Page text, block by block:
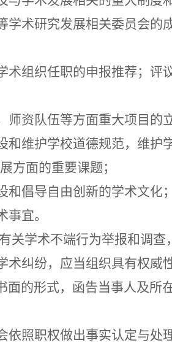
学术研究发展相关委员会
术组织任职的申报推荐；
师资队伍等方面重大项目的
和维护学校道德规范，维护
方面的重要课题；
和倡导自由创新的学术文化；
宜。
关学术不端行为举报和调查
术纠纷，应当组织具有权威
的形式，函告当事人及所
依照职权做出事实认定与处